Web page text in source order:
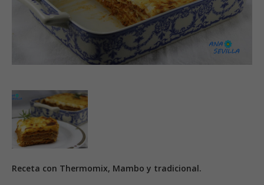
Receta con Thermomix, Mambo y tradicional.